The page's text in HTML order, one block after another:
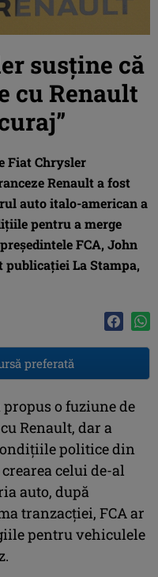
susţine că
cu Renault
Fiat Chrysler
Renault a fost
auto italo-american a
pentru a merge
FCA, John
La Stampa,
preferată
o fuziune de
Renault, dar a
politice din
celui de-al
auto, după
tranzacţiei, FCA ar
pentru vehiculele